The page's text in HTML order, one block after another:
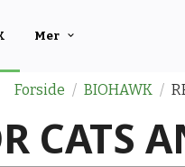
Mer
Forside BIOHAWK
CATS